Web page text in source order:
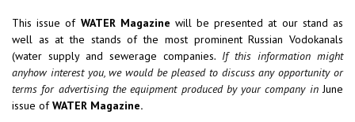
This issue of WATER Magazine will be presented at our stand as
well as at the stands of the most prominent Russian Vodokanals
(water supply and sewerage companies. If this information might
anyhow interest you, we would be pleased to discuss any opportunity or
terms for advertising the equipment produced by your company inJune
issue ofWATER Magazine.